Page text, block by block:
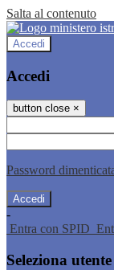
Salta al contenuto
Accedi
Accedi
button close ×
Password
-
Entra con SPID
Seleziona utente